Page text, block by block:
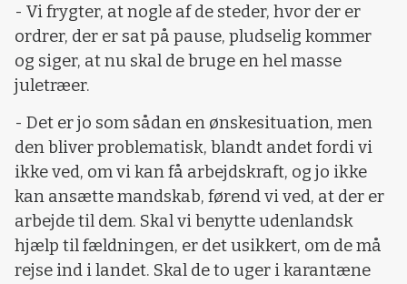
- Vi frygter, at nogle af de steder, hvor der er
ordrer, der er sat på pause, pludselig kommer
og siger, at nu skal de bruge en hel masse
juletræer.
- Det er jo som sådan en ønskesituation, men
den bliver problematisk, blandt andet fordi vi
ikke ved, om vi kan få arbejdskraft, og jo ikke
kan ansætte mandskab, førend vi ved, at der er
arbejde til dem. Skal vi benytte udenlandsk
hjælp til fældningen, er det usikkert, om de må
rejse ind i landet. Skal de to uger i karantæne